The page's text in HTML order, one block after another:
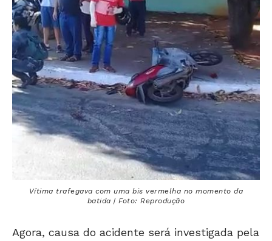
Vítima trafegava com uma bis vermelha no momento da
batida | Foto: Reprodução
Agora, causa do acidente será investigada pela